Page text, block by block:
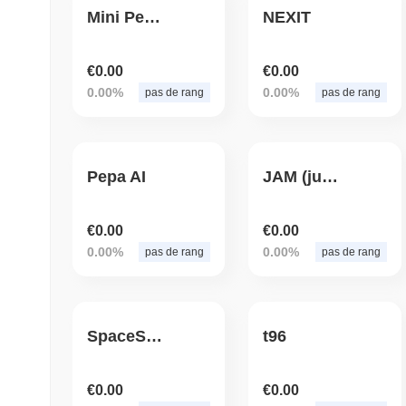
Mini Pepa Inu
€0.00
0.00% pas de rang
NEXIT
€0.00
0.00% pas de rang
Pepa AI
€0.00
0.00% pas de rang
JAM (just another meme)
€0.00
0.00% pas de rang
SpaceShib
€0.00
t96
€0.00